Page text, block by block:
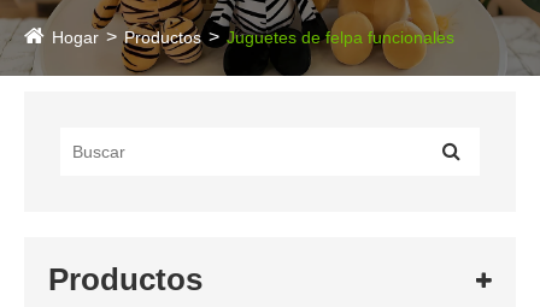
Hogar Productos Juguetes de felpa funcionales
Productos